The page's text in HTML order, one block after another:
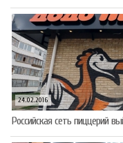
24.02.2016
Российская сеть пиццерий